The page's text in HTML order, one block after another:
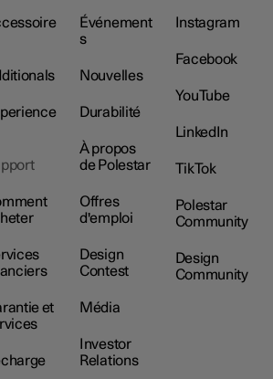
et
Événement
s
Nouvelles
Durabilité
À propos
de Polestar
Offres
d'emploi
Design
Contest
Média
Investor
Relations
Instagram
Facebook
YouTube
LinkedIn
TikTok
Polestar
Community
Design
Community